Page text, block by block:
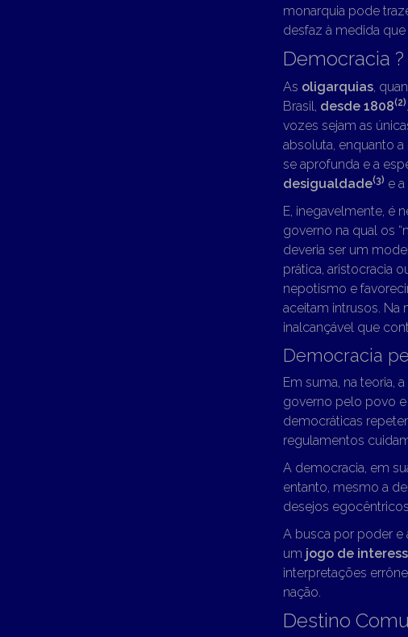
monarquia pode
desfaz à medida que
Democracia ?
As oligarquias,
Brasil, desde 1808(2)
vozes sejam as
absoluta, enquanto a
se aprofunda e a
desigualdade(3) e
E, inegavelmente, é
governo na qual os
deveria ser um
prática, aristocracia
nepotismo e
aceitam intrusos. Na
inalcançável que
Democracia
Em suma, na teoria, a
governo pelo povo e
democráticas
regulamentos
A democracia, em
entanto, mesmo a
desejos
A busca por poder e
um jogo de
interpretações
nação.
Destino